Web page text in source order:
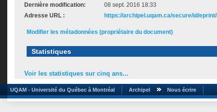
Dernière modification:
08 sept. 2016 18:33
Adresse URL :
https://archipel.uqam.ca/secure/id/
Modifier les métadonnées (propriétaire du document)
Statistiques
Voir les statistiques sur cinq ans...
UQAM - Université du Québec à Montréal Archipel Nous écrire